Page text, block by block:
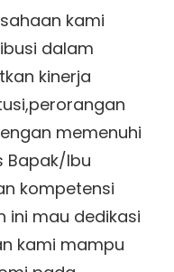
kami
dalam
kinerja
memenuhi
Bapak/Ibu
kompetensi
ini mau dedikasi
kami mampu